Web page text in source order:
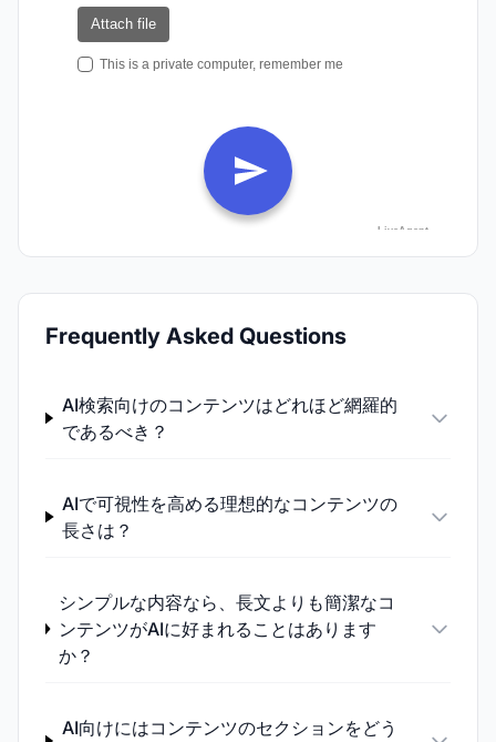
Frequently Asked Questions
AI検索向けのコンテンツはどれほど網羅的
であるべき？
AIで可視性を高める理想的なコンテンツの
長さは？
シンプルな内容なら、長文よりも簡潔なコ
ンテンツがAIに好まれることはあります
か？
AI向けにはコンテンツのセクションをどう